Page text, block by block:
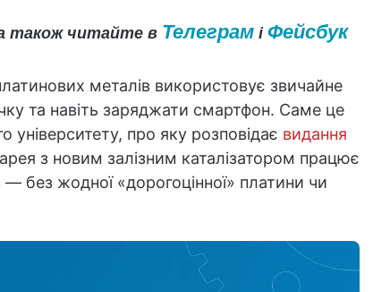
також читайте в Телеграмі Фейсбук
металів використовує звичайне
та навіть заряджати смартфон. Саме це
про яку розповідає видання
з новим залізним каталізатором працює
без жодної «дорогоцінної» платини чи